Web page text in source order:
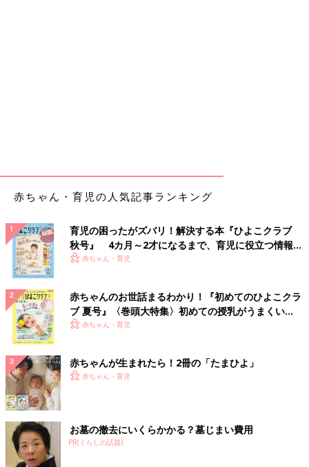
赤ちゃん・育児の人気記事ランキング
育児の困ったがズバリ！解決する本『ひよこクラブ
秋号』 4カ月～2才になるまで、育児に役立つ情報が
いっぱい！
赤ちゃん・育児
赤ちゃんのお世話まるわかり！『初めてのひよこクラ
ブ 夏号』〈巻頭大特集〉初めての授乳がうまくい
く！ おっぱい・ミルクの基本と夏のトラブル 解決テ
赤ちゃん・育児
赤ちゃんが生まれたら！2冊の「たまひよ」
赤ちゃん・育児
お墓の撤去にいくらかかる？墓じまい費用
PR(くらしの話題)